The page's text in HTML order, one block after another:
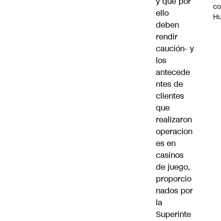
ello
deben
rendir
caución- y
los
antecede
ntes de
clientes
que
realizaron
operacion
es en
casinos
de juego,
proporcio
nados por
la
Superinte